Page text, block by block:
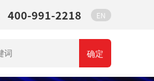
400-991-2218 EN
确定